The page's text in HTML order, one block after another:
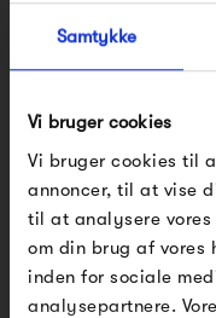
Samtykke
Vi bruger cookies
Vi bruger cookies til
annoncer, til at vise
til at analysere
om din brug af vores
inden for sociale
analysepartnere.
Produkter
FÅ 10%
ORDRE